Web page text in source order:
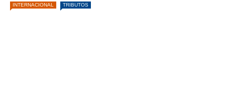
INTERNACIONAL TRIBUTOS